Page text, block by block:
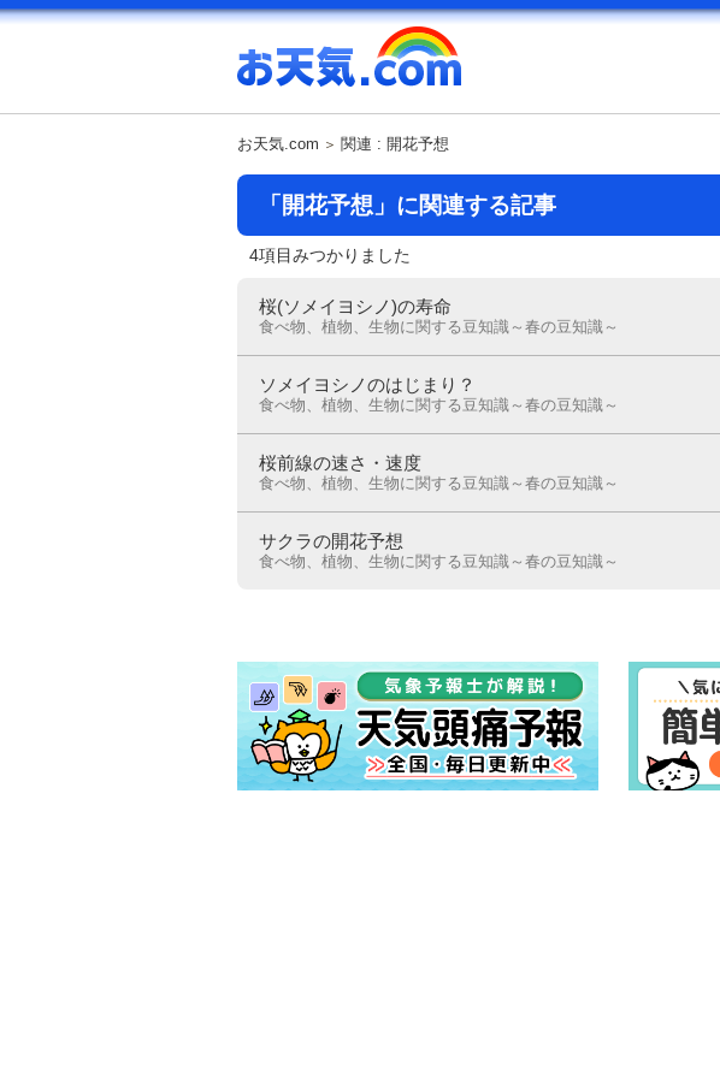
お天気.com 関連 : 開花予想
「開花予想」に関連する記事
4項目みつかりました
桜(ソメイヨシノ)の寿命
食べ物、植物、生物に関する豆知識～春の豆知識～
ソメイヨシノのはじまり？
食べ物、植物、生物に関する豆知識～春の豆知識～
桜前線の速さ・速度
食べ物、植物、生物に関する豆知識～春の豆知識～
サクラの開花予想
食べ物、植物、生物に関する豆知識～春の豆知識～